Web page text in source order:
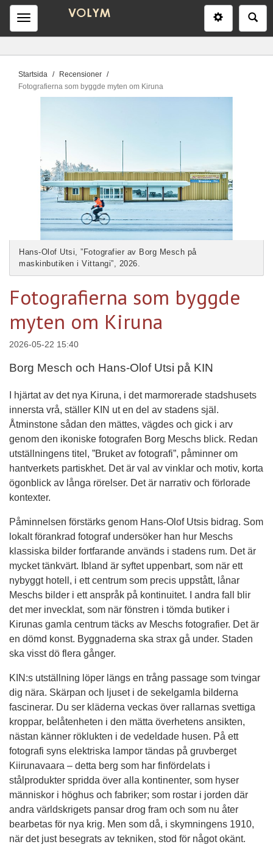
Meny
D
u
Startsida
Recensioner
Fotografierna som byggde myten om Kiruna
Hans-Olof Utsi, ”Fotografier av Borg Mesch på
maskinbutiken i Vittangi”, 2026.
Fotografierna som byggde
myten om Kiruna
2026-05-22 15:40
Borg Mesch och Hans-Olof Utsi på KIN
I hjärtat av det nya Kiruna, i det marmorerade stadshusets
innersta vrå, ställer KIN ut en del av stadens själ.
Åtminstone sådan den mättes, vägdes och gick i arv
genom den ikoniske fotografen Borg Meschs blick. Redan
utställningens titel, ”Bruket av fotografi”, påminner om
hantverkets partiskhet. Det är val av vinklar och motiv, korta
ögonblick av långa rörelser. Det är narrativ och förlorade
kontexter.
Påminnelsen förstärks genom Hans-Olof Utsis bidrag. Som
lokalt förankrad fotograf undersöker han hur Meschs
klassiska bilder fortfarande används i stadens rum. Det är
mycket tänkvärt. Ibland är syftet uppenbart, som när ett
nybyggt hotell, i ett centrum som precis uppstått, lånar
Meschs bilder i ett anspråk på kontinuitet. I andra fall blir
det mer invecklat, som när fönstren i tömda butiker i
Kirunas gamla centrum täcks av Meschs fotografier. Det är
en dömd konst. Byggnaderna ska strax gå under. Staden
ska visst dö flera gånger.
KIN:s utställning löper längs en trång passage som tvingar
dig nära. Skärpan och ljuset i de sekelgamla bilderna
fascinerar. Du ser kläderna veckas över rallarnas svettiga
kroppar, belåtenheten i den mätta överhetens ansikten,
nästan känner röklukten i de vedeldade husen. På ett
fotografi syns elektriska lampor tändas på gruvberget
Kiirunavaara – detta berg som har finfördelats i
stålprodukter spridda över alla kontinenter, som hyser
människor i höghus och fabriker; som rostar i jorden där
andra världskrigets pansar drog fram och som nu åter
bearbetas för nya krig. Men som då, i skymningens 1910,
när det just besegrats av tekniken, stod för något okänt.